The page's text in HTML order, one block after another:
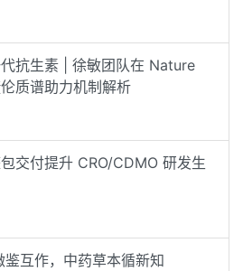
抗生素 | 徐敏团队在 Nature
质谱助力机制解析
交付提升 CRO/CDMO 研发生
互作，中药草本循新知